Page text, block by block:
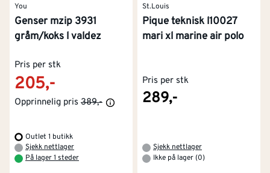
You
Genser mzip 3931
gråm/koks l valdez
Pris per stk
205,-
Opprinnelig pris 389,-
Outlet 1 butikk
Sjekk nettlager
På lager 1 steder
St.Louis
Pique teknisk l10027
mari xl marine air polo
Pris per stk
289,-
Sjekk nettlager
Ikke på lager (0)